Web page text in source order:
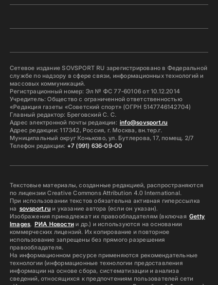
Сетевое издание SOVSPORT RU зарегистрировано в Федеральной
службе по надзору в сфере связи, информационных технологий и
массовых коммуникаций.
Регистрационный номер: Эл № ФС 77-60106 от 10.12.2014
Учредитель: Общество с ограниченной ответственностью
«Редакция газеты «Советский спорт» (ОГРН 5147746142704)
Главный редактор: Бреговский С. С.
Адрес электронной почты редакции: info@sovsport.ru
Адрес редакции: 117342, Россия, г. Москва, вн.тер.г.
Муниципальный округ Коньково, ул. Бутлерова, 17, помещ. 2/7
Телефон редакции: +7 (991) 636-09-00
Текстовые материалы, созданные редакцией, распространяются
по лицензии Creative Commons Attribution 4.0 International.
При использовании текстов обязательна активная гиперссылка
на sovsport.ruи указание автора (если он указан).
Изображения принадлежат их правообладателям (включая Getty
Images, РИА Новостии др.) и используются на основании
коммерческих лицензий. Их копирование и повторное
использование запрещены без прямого разрешения
правообладателя.
На информационном ресурсе применяются рекомендательные
технологии (информационные технологии предоставления
информации на основе сбора, систематизации и анализа
сведений, относящихся к предпочтениям пользователей сети